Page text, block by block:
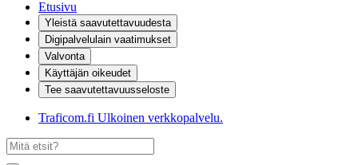
Etusivu
Yleistä saavutettavuudesta
Digipalvelulain vaatimukset
Valvonta
Käyttäjän oikeudet
Tee saavutettavuusseloste
Traficom.fi Ulkoinen verkkopalvelu.